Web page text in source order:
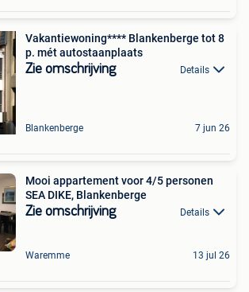
Vakantiewoning**** Blankenberge tot 8
p. mét autostaanplaats
Zie omschrijving Details
Blankenberge 7 jun 26
Mooi appartement voor 4/5 personen
SEA DIKE, Blankenberge
Zie omschrijving Details
Waremme 13 jul 26